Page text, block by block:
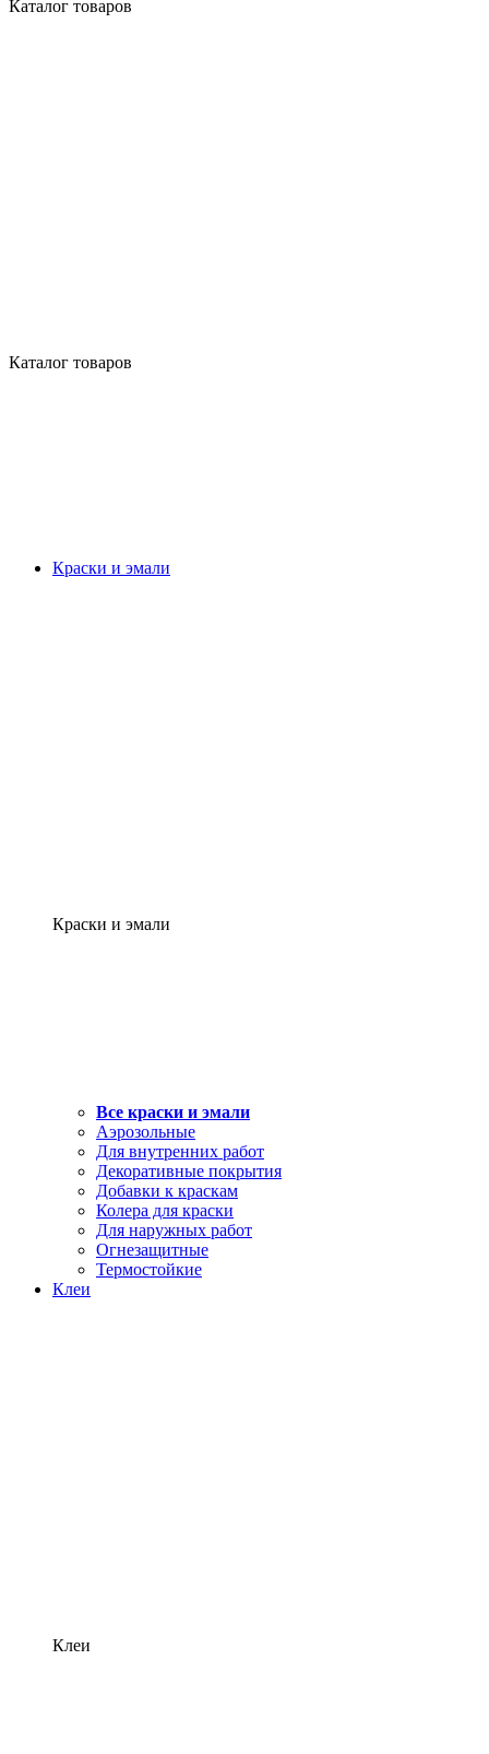
Каталог товаров
Каталог товаров
Краски и эмали
Краски и эмали
Все краски и эмали
Аэрозольные
Для внутренних работ
Декоративные покрытия
Добавки к краскам
Колера для краски
Для наружных работ
Огнезащитные
Термостойкие
Клеи
Клеи